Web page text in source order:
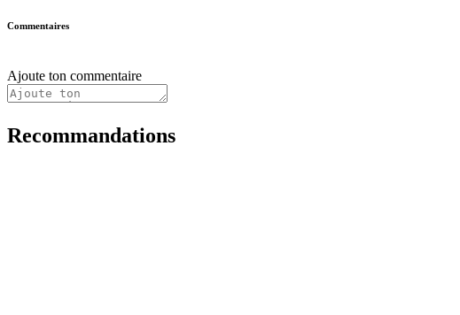
Commentaires
Ajoute ton commentaire
Recommandations